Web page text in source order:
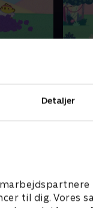
Detaljer
til dig. Vores
at